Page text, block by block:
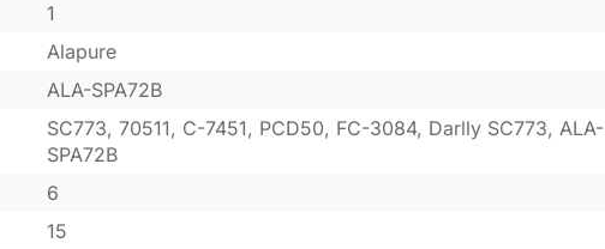
1
Alapure
ALA-SPA72B
SC773, 70511, C-7451, PCD50, FC-3084, Darlly SC773, ALA-
SPA72B
6
15